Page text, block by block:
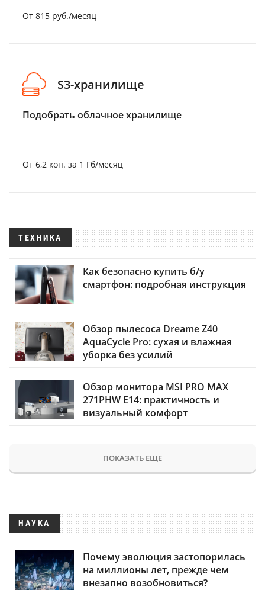
От 815 руб./месяц
S3-хранилище
Подобрать облачное хранилище
От 6,2 коп. за 1 Гб/месяц
ТЕХНИКА
Как безопасно купить б/у
смартфон: подробная инструкция
Обзор пылесоса Dreame Z40
AquaCycle Pro: сухая и влажная
уборка без усилий
Обзор монитора MSI PRO MAX
271PHW E14: практичность и
визуальный комфорт
ПОКАЗАТЬ ЕЩЕ
НАУКА
Почему эволюция застопорилась
на миллионы лет, прежде чем
внезапно возобновиться?